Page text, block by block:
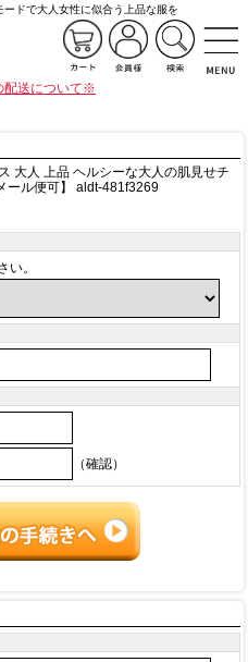
ドで大人女性に似合う上品な服を
配送について※
大人 上品 ヘルシーな大人の肌見せチ
ール便可】 aldt-481f3269
い。
（確認）